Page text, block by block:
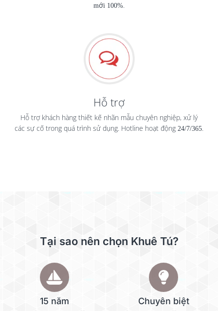
mới 100%.
Hỗ trợ
Hỗ trợ khách hàng thiết kế nhãn mẫu chuyên nghiệp, xử lý
các sự cố trong quá trình sử dụng. Hotline hoạt động 24/7/365.
Tại sao nên chọn Khuê Tú?
15 năm Chuyên biệt